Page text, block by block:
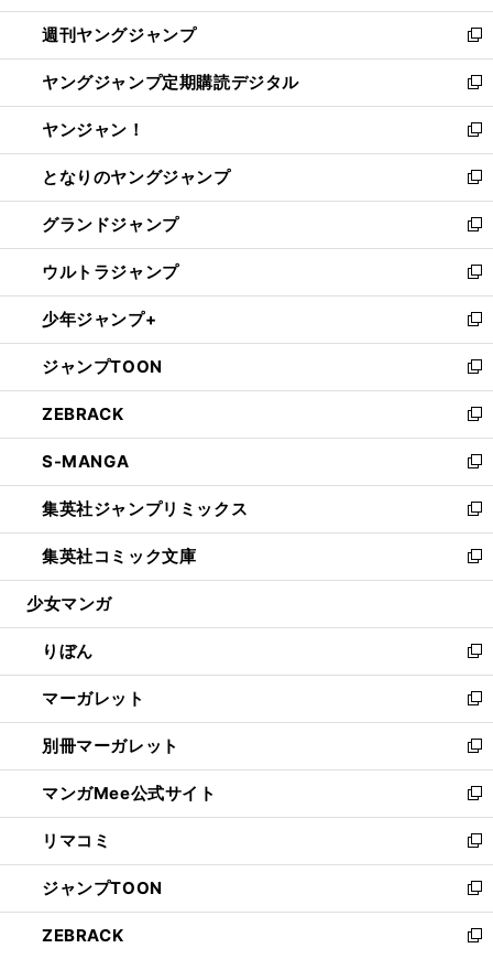
開
く
ウ
で
開
く
ン
ド
ウ
で
開
く
ウ
ィ
ン
ド
ウ
で
開
く
週刊ヤングジャンプ
新
し
い
ウ
ィ
ン
ド
ウ
で
開
く
ヤングジャンプ定期購読デジタル
新
し
い
ウ
ィ
ン
ド
ウ
で
開
く
ヤンジャン！
新
し
い
ウ
ィ
ン
ド
ウ
で
開
く
となりのヤングジャンプ
新
し
い
ウ
ィ
ン
ド
ウ
で
開
く
グランドジャンプ
新
し
い
ウ
ィ
ン
ド
ウ
で
開
く
ウルトラジャンプ
新
し
い
ウ
ィ
ン
ド
ウ
で
開
く
少年ジャンプ+
新
し
い
ウ
ィ
ン
ド
ウ
で
開
く
ジャンプTOON
新
し
い
ウ
ィ
ン
ド
ウ
で
開
ZEBRACK
新
し
い
ウ
ィ
ン
ド
ウ
開
く
S-MANGA
新
し
い
ウ
ィ
ン
ウ
で
開
く
集英社ジャンプリミックス
新
し
い
ウ
ン
ド
ウ
で
開
く
集英社コミック文庫
新
し
ウ
ィ
ン
ド
ウ
で
開
く
少女マンガ
りぼん
新
し
い
ウ
ィ
ン
ド
ウ
で
開
く
マーガレット
新
し
い
ウ
ィ
ン
ド
ウ
で
開
く
別冊マーガレット
新
し
い
ウ
ィ
ン
ド
ウ
で
マンガMee公式サイト
新
し
い
ウ
ィ
ン
ド
リマコミ
新
し
い
ウ
ィ
ジャンプTOON
新
し
い
ZEBRACK
新